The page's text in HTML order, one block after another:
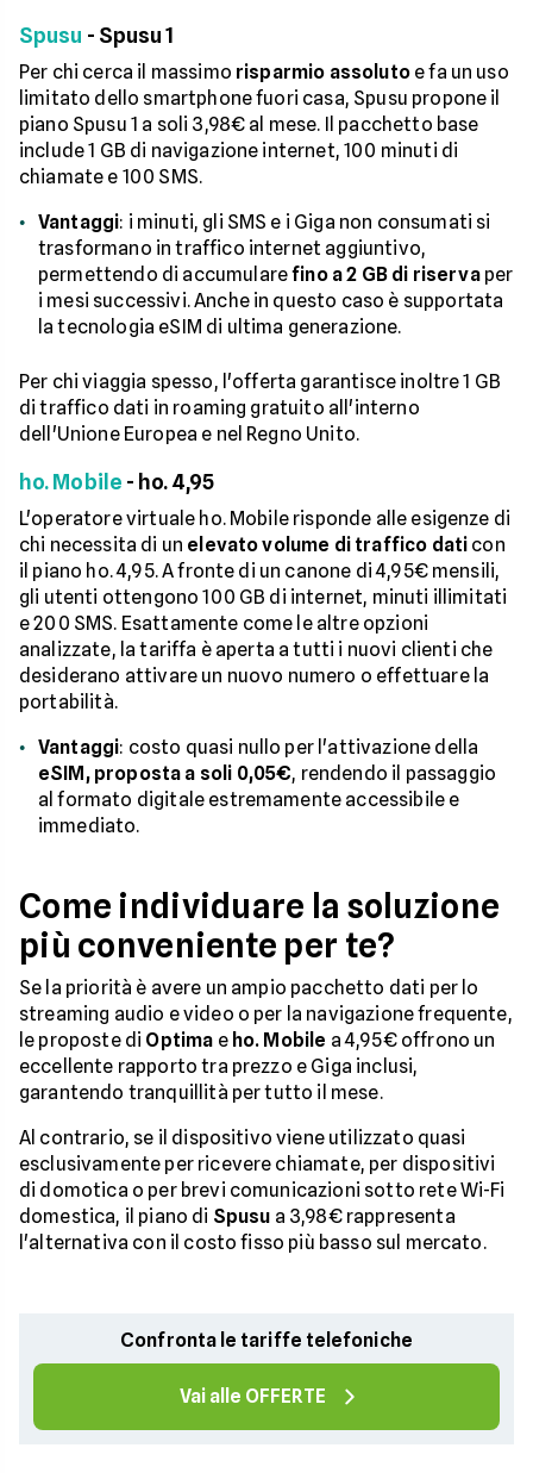
Spusu - Spusu 1
Per chi cerca il massimo risparmio assolutoe fa un uso
limitato dello smartphone fuori casa, Spusu propone il
piano Spusu 1 a soli 3,98€ al mese. Il pacchetto base
include 1 GB di navigazione internet, 100 minuti di
chiamate e 100 SMS.
Vantaggi: i minuti, gli SMS e i Giga non consumati si
trasformano in traffico internet aggiuntivo,
permettendo di accumularefino a 2 GB di riservaper
i mesi successivi. Anche in questo caso è supportata
la tecnologia eSIM di ultima generazione.
Per chi viaggia spesso, l'offerta garantisce inoltre 1 GB
di traffico dati in roaming gratuito all'interno
dell'Unione Europea e nel Regno Unito.
ho. Mobile - ho. 4,95
L'operatore virtuale ho. Mobile risponde alle esigenze di
chi necessita di un elevato volume di traffico dati con
il piano ho. 4,95. A fronte di un canone di 4,95€ mensili,
gli utenti ottengono 100 GB di internet, minuti illimitati
e 200 SMS. Esattamente come le altre opzioni
analizzate, la tariffa è aperta a tutti i nuovi clienti che
desiderano attivare un nuovo numero o effettuare la
portabilità.
Vantaggi: costo quasi nullo per l'attivazione della
eSIM, proposta a soli 0,05€, rendendo il passaggio
al formato digitale estremamente accessibile e
immediato.
Come individuare la soluzione
più conveniente per te?
Se la priorità è avere un ampio pacchetto dati per lo
streaming audio e video o per la navigazione frequente,
le proposte di Optima e ho. Mobile a 4,95€ offrono un
eccellente rapporto tra prezzo e Giga inclusi,
garantendo tranquillità per tutto il mese.
Al contrario, se il dispositivo viene utilizzato quasi
esclusivamente per ricevere chiamate, per dispositivi
di domotica o per brevi comunicazioni sotto rete Wi-Fi
domestica, il piano di Spusu a 3,98€ rappresenta
l'alternativa con il costo fisso più basso sul mercato.
Confronta le tariffe telefoniche
Vai alle OFFERTE